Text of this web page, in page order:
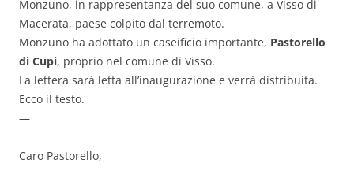
Monzuno, in rappresentanza del suo comune, a Visso di
Macerata, paese colpito dal terremoto.
Monzuno ha adottato un caseificio importante, Pastorello
di Cupi, proprio nel comune di Visso.
La lettera sarà letta all’inaugurazione e verrà distribuita.
Ecco il testo.
—
Caro Pastorello,